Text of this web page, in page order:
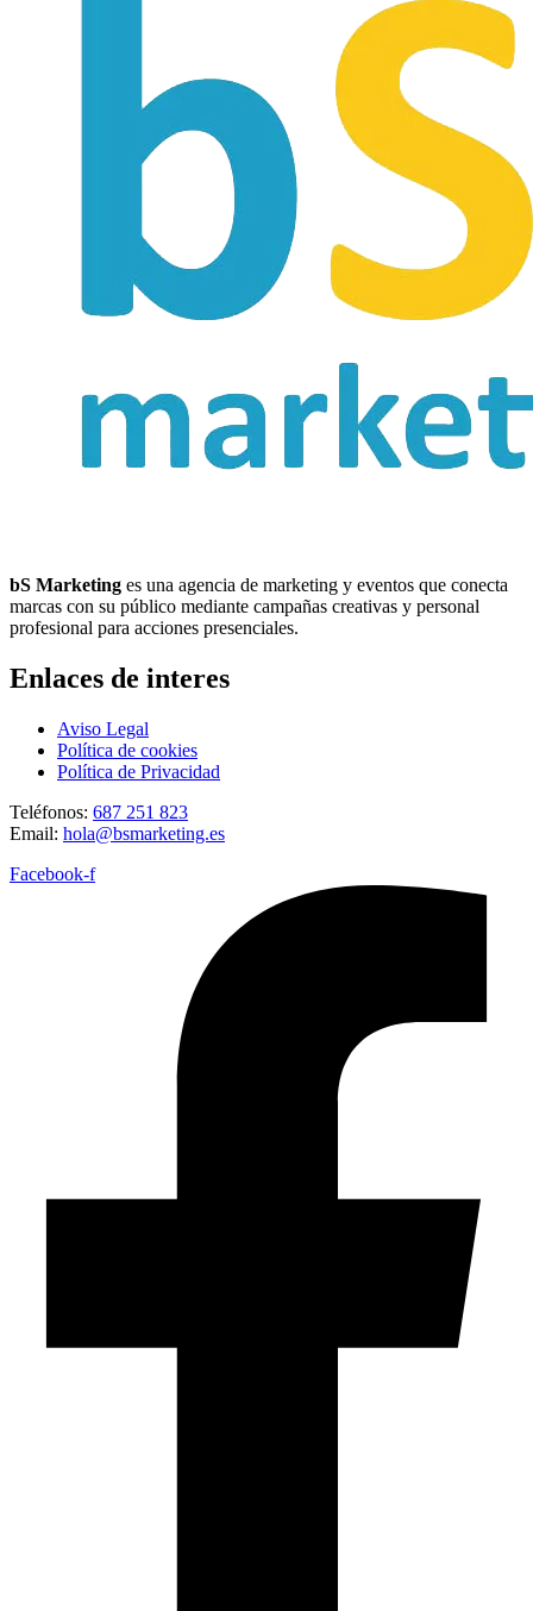
bS Marketing es una agencia de marketing y eventos que conecta
marcas con su público mediante campañas creativas y personal
profesional para acciones presenciales.
Enlaces de interes
Aviso Legal
Política de cookies
Política de Privacidad
Teléfonos: 687 251 823
Email: hola@bsmarketing.es
Facebook-f